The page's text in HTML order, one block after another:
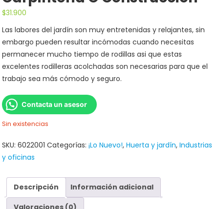
$31.900
Las labores del jardín son muy entretenidas y relajantes, sin
embargo pueden resultar incómodas cuando necesitas
permanecer mucho tiempo de rodillas asi que estas
excelentes rodilleras acolchadas son necesarias para que el
trabajo sea más cómodo y seguro.
Contacta un asesor
Sin existencias
SKU:6022001 Categorías:¡Lo Nuevo!,Huerta y jardín,Industrias
y oficinas
Descripción Información adicional
Valoraciones (0)